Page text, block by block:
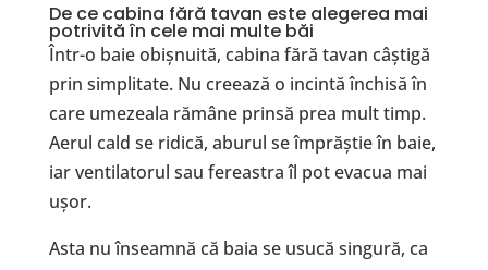
De ce cabina fără tavan este alegerea mai
potrivită în cele mai multe băi
Într-o baie obișnuită, cabina fără tavan câștigă
prin simplitate. Nu creează o incintă închisă în
care umezeala rămâne prinsă prea mult timp.
Aerul cald se ridică, aburul se împrăștie în baie,
iar ventilatorul sau fereastra îl pot evacua mai
ușor.
Asta nu înseamnă că baia se usucă singură, ca